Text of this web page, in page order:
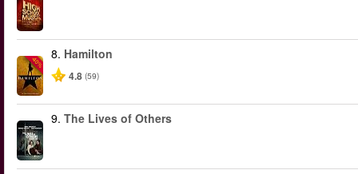
-40%
8. Hamilton
4.8 (59)
9. The Lives of Others